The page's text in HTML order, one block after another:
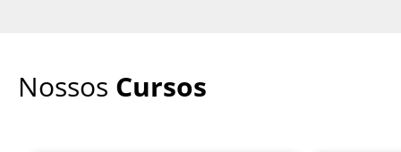
Nossos Cursos